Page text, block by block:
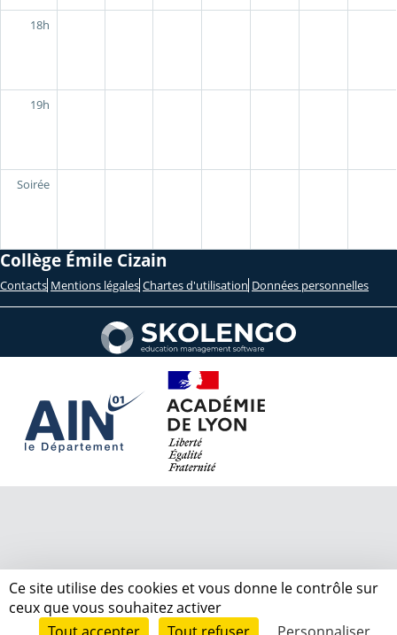
18h
19h
Soirée
Collège Émile Cizain
Contacts Mentions légales Chartes d'utilisation Données personnelles
Ce site utilise des cookies et vous donne le contrôle sur
ceux que vous souhaitez activer